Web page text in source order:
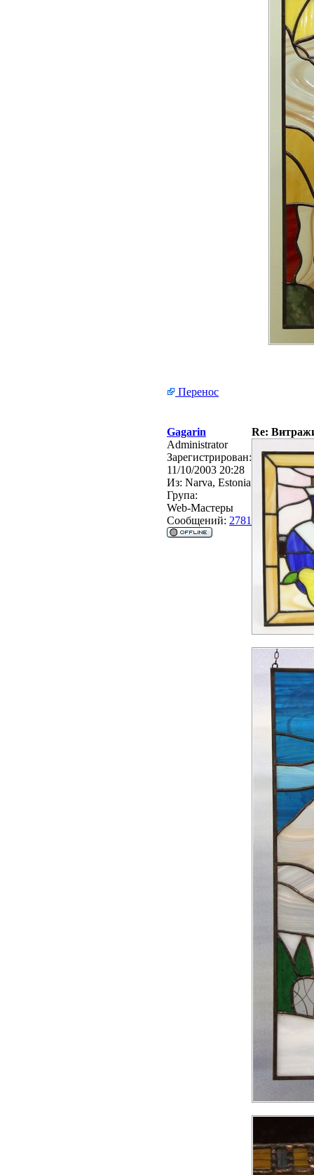
Перенос
Gagarin
Re:
Administrator
Зарегистрирован:
11/10/2003 20:28
Из: Narva, Estonia
Група:
Web-Мастеры
Сообщений: 2781